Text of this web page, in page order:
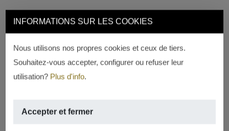
INFORMATIONS SUR LES COOKIES
Nous utilisons nos propres cookies et ceux de tiers.
Souhaitez-vous accepter, configurer ou refuser leur
utilisation? Plus d'info.
Accepter et fermer